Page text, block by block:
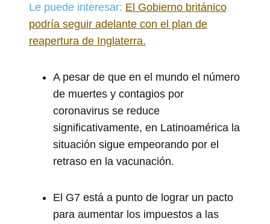
Le puede interesar: El Gobierno británico
podría seguir adelante con el plan de
reapertura de Inglaterra.
A pesar de que en el mundo el número
de muertes y contagios por
coronavirus se reduce
significativamente, en Latinoamérica la
situación sigue empeorando por el
retraso en la vacunación.
El G7 está a punto de lograr un pacto
para aumentar los impuestos a las